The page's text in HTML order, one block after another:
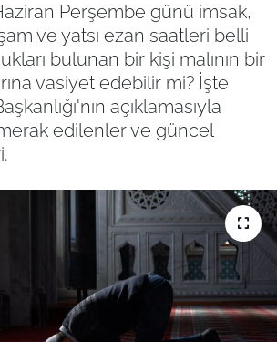
Perşembe günü imsak,
ve yatsı ezan saatleri belli
bulunan bir kişi malının bir
vasiyet edebilir mi? İşte
açıklamasıyla
edilenler ve güncel